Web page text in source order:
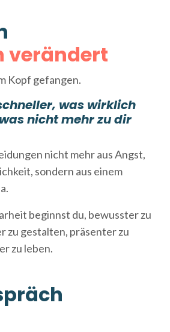
verändert
Kopf gefangen.
was wirklich
nicht mehr zu dir
nicht mehr aus Angst,
sondern aus einem
beginnst du, bewusster zu
zu gestalten, präsenter zu
zu leben.